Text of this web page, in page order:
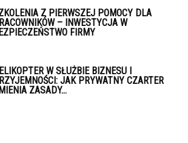
Z PIERWSZEJ POMOCY DLA
– INWESTYCJA W
FIRMY
W SŁUŻBIE BIZNESU I
JAK PRYWATNY CZARTER
ZASADY...